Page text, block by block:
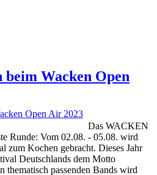
beim Wacken Open
Das WACKEN
Runde: Vom 02.08. - 05.08. wird
zum Kochen gebracht. Dieses Jahr
Deutschlands dem Motto
thematisch passenden Bands wird